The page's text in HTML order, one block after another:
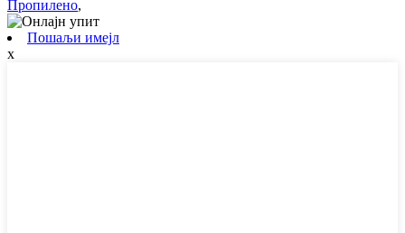
Пропилено,
Пошаљи имејл
x